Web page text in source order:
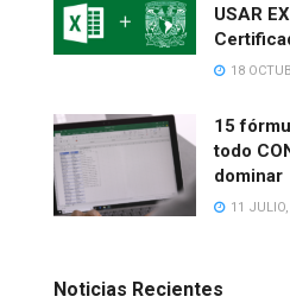
USAR
18
15
todo
dominar
11
Noticias Recientes